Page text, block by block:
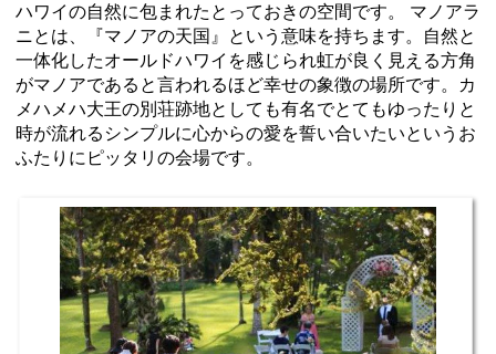
ハワイの自然に包まれたとっておきの空間です。 マノアラ
ニとは、『マノアの天国』という意味を持ちます。自然と
一体化したオールドハワイを感じられ虹が良く見える方角
がマノアであると言われるほど幸せの象徴の場所です。カ
メハメハ大王の別荘跡地としても有名でとてもゆったりと
時が流れるシンプルに心からの愛を誓い合いたいというお
ふたりにピッタリの会場です。